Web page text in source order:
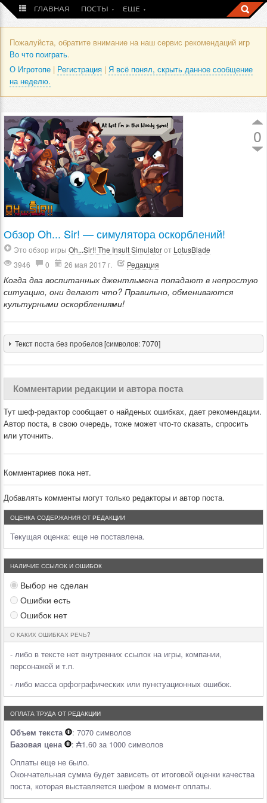
ГЛАВНАЯ ПОСТЫ ЕЩЕ
Пожалуйста, обратите внимание на наш сервис рекомендаций игр
Во что поиграть.
О Игротопе | Регистрация | Я всё понял, скрыть данное сообщение
на неделю.
0
Обзор Oh... Sir! — симулятора оскорблений!
Это обзор игры Oh...Sir!! The Insult Simulatorот LotusBlade
3946
0 26 мая 2017 г. Редакция
Когда два воспитанных джентльмена попадают в непростую
ситуацию, они делают что? Правильно, обмениваются
культурными оскорблениями!
Текст поста без пробелов [символов: 7070]
Комментарии редакции и автора поста
Тут шеф-редактор сообщает о найденых ошибках, дает рекомендации.
Автор поста, в свою очередь, тоже может что-то сказать, спросить
или уточнить.
Комментариев пока нет.
Добавлять комменты могут только редакторы и автор поста.
ОЦЕНКА СОДЕРЖАНИЯ ОТ РЕДАКЦИИ
Текущая оценка: еще не поставлена.
НАЛИЧИЕ ССЫЛОК И ОШИБОК
Выбор не сделан
Ошибки есть
Ошибок нет
О КАКИХ ОШИБКАХ РЕЧЬ?
- либо в тексте нет внутренних ссылок на игры, компании,
персонажей и т.п.
- либо масса орфографических или пунктуационных ошибок.
ОПЛАТА ТРУДА ОТ РЕДАКЦИИ
Объем текста
: 7070 символов
Базовая цена
: ₳1.60 за 1000 символов
Оплаты еще не было.
Окончательная сумма будет зависеть от итоговой оценки качества
поста, которая выставляется шефом в момент оплаты.